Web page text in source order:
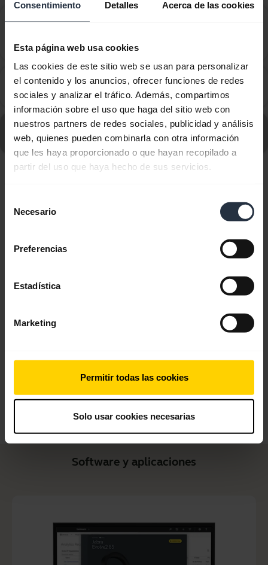
Consentimiento Detalles Acerca de las cookies
Esta página web usa cookies
Las cookies de este sitio web se usan para personalizar
el contenido y los anuncios, ofrecer funciones de redes
sociales y analizar el tráfico. Además, compartimos
información sobre el uso que haga del sitio web con
nuestros partners de redes sociales, publicidad y análisis
web, quienes pueden combinarla con otra información
que les haya proporcionado o que hayan recopilado a
partir del uso que haya hecho de sus servicios.
Necesario
Preferencias
Estadística
Marketing
Permitir todas las cookies
Solo usar cookies necesarias
¿Cómo configuro mi dispositivo Jabra para que
de 8x8?
¿Cómo configuro mi dispositivo Jabra para que
funcione con la plataforma Circuit de Unify?
Ir a todas las preguntas frecuentes sobre Jabra Evolve
20 MS Stereo
Inglés
1.99 MB - pdf
Software y aplicaciones